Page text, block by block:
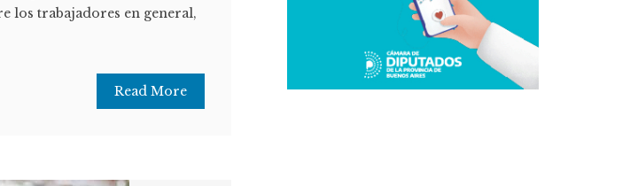
los trabajadores en general,
Read More